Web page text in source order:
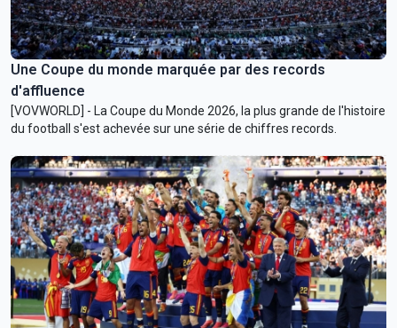
Une Coupe du monde marquée par des records
d'affluence
[VOVWORLD] - La Coupe du Monde 2026, la plus grande de l'histoire
du football s'est achevée sur une série de chiffres records.